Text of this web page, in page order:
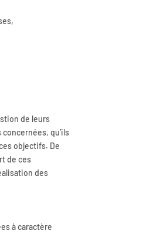
de leurs
qu’ils
objectifs. De
de ces
des
à caractère